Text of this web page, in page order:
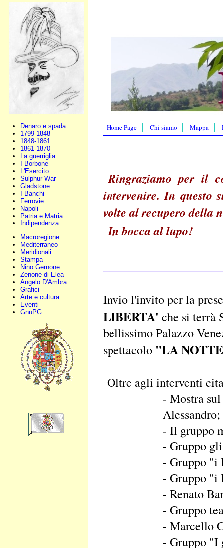
Denaro e spada
1799-1848
1848-1861
1861-1870
La guerriglia
I Borbone
L'Esercito
Sulphur War
Gladstone
I Banchi
Ferrovie
Napoli
Patria e Matria
Indipendenza
Macroregione
Mediterraneo
Meridionali
Stampa
Nino Gernone
Zenone di Elea
Angelo D'Ambra
Grafici
Arte e cultura
Eventi
GnuPG
Home Page Chi siamo Mappa
Ringraziamo per il
intervenire. In questo
volte al recupero della
In bocca al lupo!
Invio l'invito per la
LIBERTA' che si terrà
bellissimo Palazzo
spettacolo "LA
Oltre agli interventi
- Mostra
Alessandro;
- Il gruppo
- Gruppo
- Gruppo
- Gruppo "i
- Renato
- Gruppo
- Marcello
- Gruppo